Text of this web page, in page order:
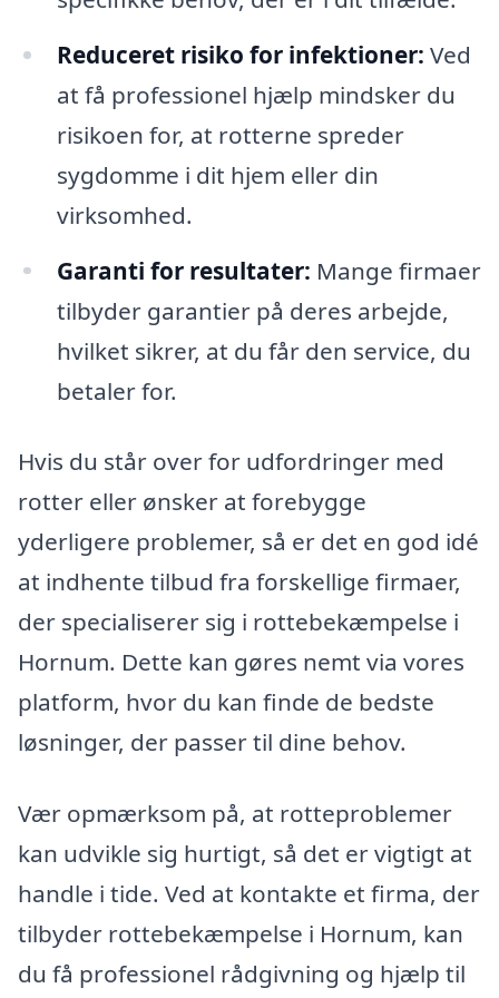
Reduceret risiko for infektioner: Ved
at få professionel hjælp mindsker du
risikoen for, at rotterne spreder
sygdomme i dit hjem eller din
virksomhed.
Garanti for resultater: Mange firmaer
tilbyder garantier på deres arbejde,
hvilket sikrer, at du får den service, du
betaler for.
Hvis du står over for udfordringer med
rotter eller ønsker at forebygge
yderligere problemer, så er det en god idé
at indhente tilbud fra forskellige firmaer,
der specialiserer sig i rottebekæmpelse i
Hornum. Dette kan gøres nemt via vores
platform, hvor du kan finde de bedste
løsninger, der passer til dine behov.
Vær opmærksom på, at rotteproblemer
kan udvikle sig hurtigt, så det er vigtigt at
handle i tide. Ved at kontakte et firma, der
tilbyder rottebekæmpelse i Hornum, kan
du få professionel rådgivning og hjælp til